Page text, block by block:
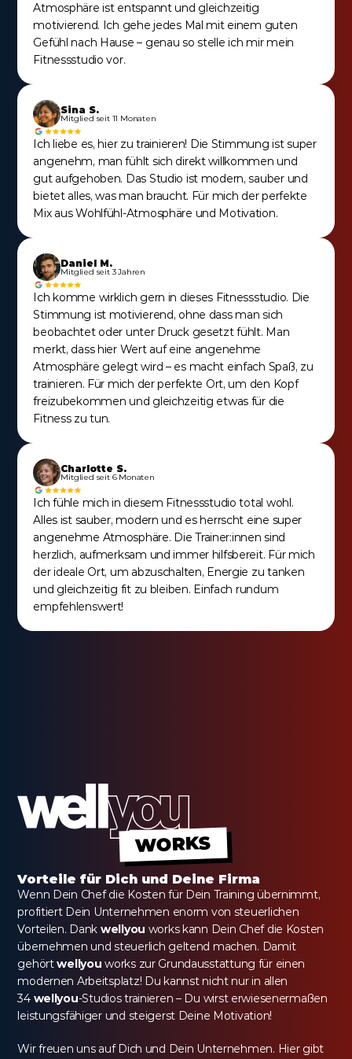
Atmosphäre ist entspannt und gleichzeitig
motivierend. Ich gehe jedes Mal mit einem guten
Gefühl nach Hause – genau so stelle ich mir mein
Fitnessstudio vor.
Sina S.
Mitglied seit 11 Monaten
Ich liebe es, hier zu trainieren! Die Stimmung ist super
angenehm, man fühlt sich direkt willkommen und
gut aufgehoben. Das Studio ist modern, sauber und
bietet alles, was man braucht. Für mich der perfekte
Mix aus Wohlfühl-Atmosphäre und Motivation.
Charlotte S.
Mitglied seit 6 Monaten
Ich fühle mich in diesem Fitnessstudio total wohl.
Alles ist sauber, modern und es herrscht eine super
angenehme Atmosphäre. Die Trainer:innen sind
herzlich, aufmerksam und immer hilfsbereit. Für mich
der ideale Ort, um abzuschalten, Energie zu tanken
und gleichzeitig fit zu bleiben. Einfach rundum
empfehlenswert!
Daniel M.
Mitglied seit 3 Jahren
Ich komme wirklich gern in dieses Fitnessstudio. Die
Stimmung ist motivierend, ohne dass man sich
beobachtet oder unter Druck gesetzt fühlt. Man
merkt, dass hier Wert auf eine angenehme
Atmosphäre gelegt wird – es macht einfach Spaß, zu
trainieren. Für mich der perfekte Ort, um den Kopf
freizubekommen und gleichzeitig etwas für die
Fitness zu tun.
WORKS
Vorteile für Dich und Deine Firma
Wenn Dein Chef die Kosten für Dein Training übernimmt,
profitiert Dein Unternehmen enorm von steuerlichen
Vorteilen. Dank wellyou works kann Dein Chef die Kosten
übernehmen und steuerlich geltend machen. Damit
gehört wellyou works zur Grundausstattung für einen
modernen Arbeitsplatz! Du kannst nicht nur in allen
34 wellyou-Studios trainieren – Du wirst erwiesenermaßen
leistungsfähiger und steigerst Deine Motivation!
Wir freuen uns auf Dich und Dein Unternehmen. Hier gibt